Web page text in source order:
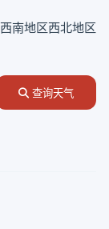
西南地区西北地区
查询天气